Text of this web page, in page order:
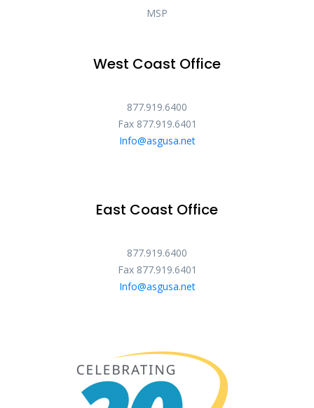
MSP
West Coast Office
877.919.6400
Fax 877.919.6401
Info@asgusa.net
East Coast Office
877.919.6400
Fax 877.919.6401
Info@asgusa.net